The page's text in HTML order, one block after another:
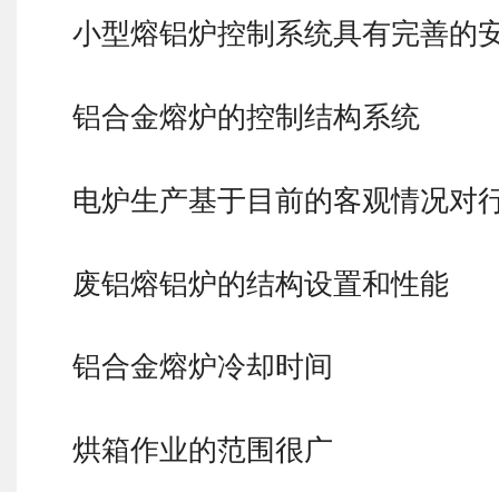
小型熔铝炉控制系统具有完善的
铝合金熔炉的控制结构系统
电炉生产基于目前的客观情况对
废铝熔铝炉的结构设置和性能
铝合金熔炉冷却时间
烘箱作业的范围很广